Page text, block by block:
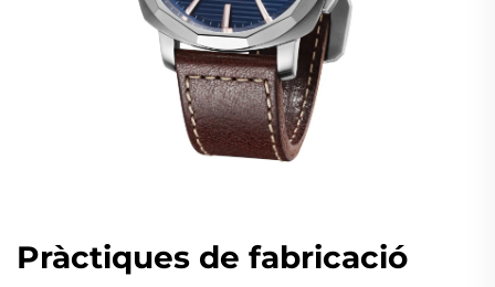
Pràctiques de fabricació